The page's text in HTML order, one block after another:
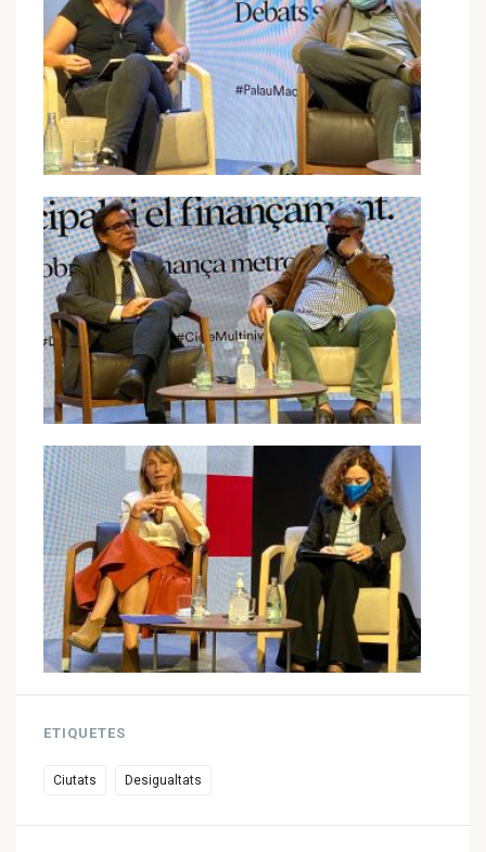
ETIQUETES
Ciutats Desigualtats